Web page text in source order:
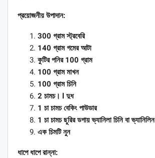
প্রয়োজনীয় উপাদান:
300 গ্রাম স্ট্রবেরি
140 গ্রাম গমের আটা
কুটির পনির 100 গ্রাম
100 গ্রাম মাখন
100 গ্রাম চিনি
2 চামচ। l দুধ
1 চা চামচ বেকিং পাউডার
1 চা চামচ ছুরির ডগায় ভ্যানিলা চিনি বা ভ্যানিলিন
এক চিমটি নুন
ধাপে ধাপে রান্না: